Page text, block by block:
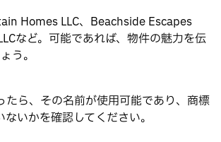
Homes LLC、Beachside Escapes
など。可能であれば、物件の魅力を伝
う。
たら、その名前が使用可能であり、商標
いかを確認してください。